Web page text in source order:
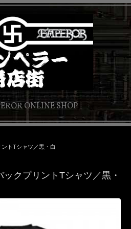
ONLINE SHOP
トTシャツ／黒・白
クプリントTシャツ／黒・